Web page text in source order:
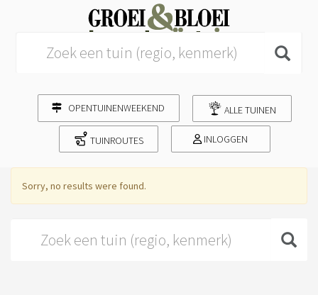
OPENTUINENWEEKEND ALLE TUINEN
TUINROUTES INLOGGEN
Sorry, no results were found.